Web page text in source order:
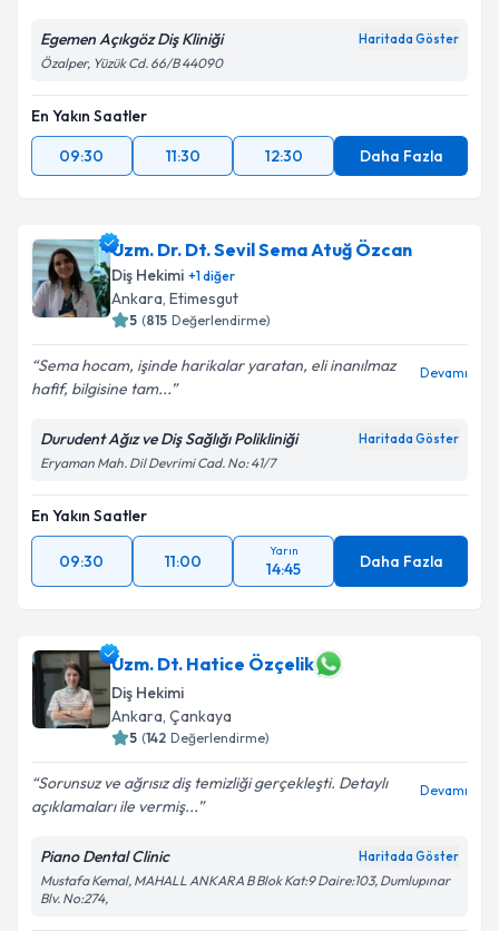
Egemen Açıkgöz Diş Kliniği Haritada Göster
Özalper, Yüzük Cd. 66/B 44090
En Yakın Saatler
09:30
11:30 12:30 Daha Fazla
Uzm. Dr. Dt. Sevil Sema Atuğ Özcan
Diş Hekimi +1diğer
Ankara, Etimesgut
5 (815 Değerlendirme)
Sema hocam, işinde harikalar yaratan, eli inanılmaz
hafif, bilgisine tam...
Devamı
Durudent Ağız ve Diş Sağlığı Polikliniği Haritada Göster
Eryaman Mah. Dil Devrimi Cad. No: 41/7
En Yakın Saatler
09:30 11:00
Yarın
14:45 Daha Fazla
Uzm. Dt. Hatice Özçelik
Diş Hekimi
Ankara, Çankaya
5 (142 Değerlendirme)
Sorunsuz ve ağrısız diş temizliği gerçekleşti. Detaylı
açıklamaları ile vermiş...
Devamı
Piano Dental Clinic Haritada Göster
Mustafa Kemal, MAHALL ANKARA B Blok Kat:9 Daire:103, Dumlupınar
Blv. No:274,